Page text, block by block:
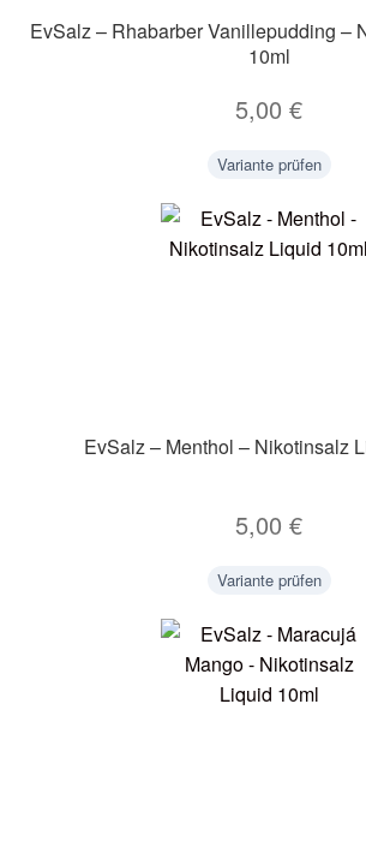
EvSalz – Rhabarber Vanillepudding –
10ml
5,00 €
Variante prüfen
EvSalz – Menthol – Nikotinsalz
5,00 €
Variante prüfen